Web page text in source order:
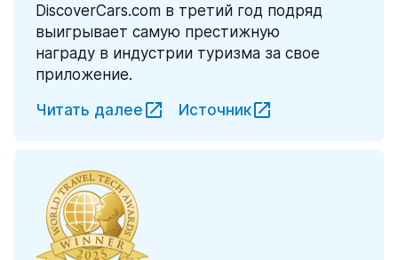
DiscoverCars.com в третий год подряд
выигрывает самую престижную
награду в индустрии туризма за свое
приложение.
Читать далее
Источник